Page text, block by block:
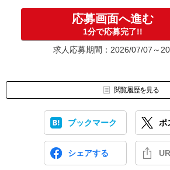
応募画面へ進む
1分で応募完了!!
求人応募期間：2026/07/07～
閲覧履歴を見る
ブックマーク ポ
シェアする